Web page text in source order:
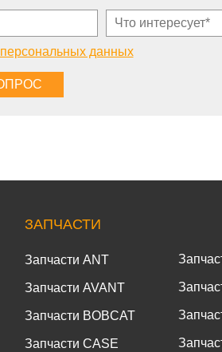
персональных данных
ЗАПЧАСТИ
Запчасти ANT
Запчасти AVANT
Запчасти BOBCAT
Запчасти CASE